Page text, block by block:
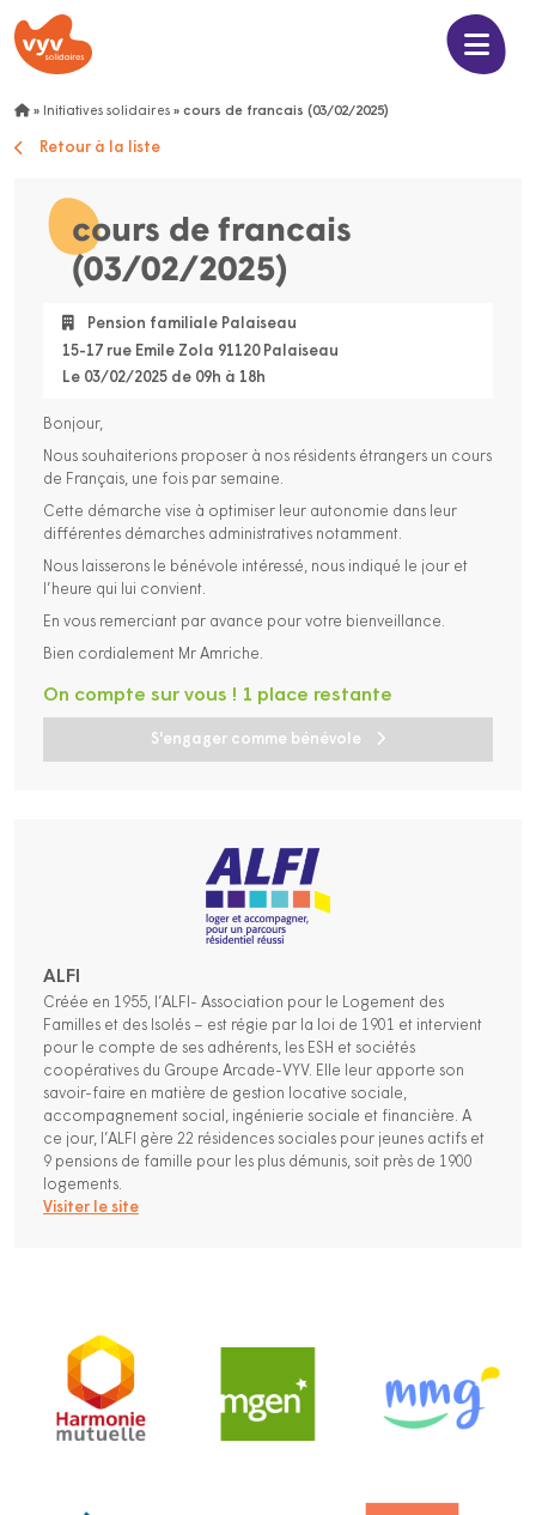
» Initiatives solidaires » cours de francais (03/02/2025)
Retour à la liste
cours de francais
(03/02/2025)
Pension familiale Palaiseau
15-17 rue Emile Zola 91120 Palaiseau
Le 03/02/2025 de 09h à 18h
Bonjour,
Nous souhaiterions proposer à nos résidents étrangers un cours
de Français, une fois par semaine.
Cette démarche vise à optimiser leur autonomie dans leur
différentes démarches administratives notamment.
Nous laisserons le bénévole intéressé, nous indiqué le jour et
l’heure qui lui convient.
En vous remerciant par avance pour votre bienveillance.
Bien cordialement Mr Amriche.
S'engager comme bénévole
On compte sur vous ! 1 place restante
ALFI
Créée en 1955, l’ALFI- Association pour le Logement des
Familles et des Isolés – est régie par la loi de 1901 et intervient
pour le compte de ses adhérents, les ESH et sociétés
coopératives du Groupe Arcade-VYV. Elle leur apporte son
savoir-faire en matière de gestion locative sociale,
accompagnement social, ingénierie sociale et financière. A
ce jour, l’ALFI gère 22 résidences sociales pour jeunes actifs et
9 pensions de famille pour les plus démunis, soit près de 1900
logements.
Visiter le site